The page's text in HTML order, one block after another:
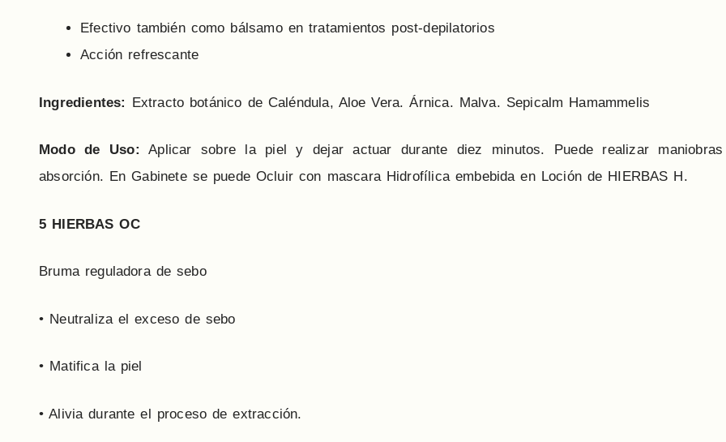
Efectivo también como bálsamo en tratamientos post-depilatorios
Acción refrescante
Ingredientes: Extracto botánico de Caléndula, Aloe Vera. Árnica. Malva. Sepicalm Hamammelis
Modo de Uso: Aplicar sobre la piel y dejar actuar durante diez minutos. Puede realizar
absorción. En Gabinete se puede Ocluir con mascara Hidrofílica embebida en Loción de HIERBAS H.
5 HIERBAS OC
Bruma reguladora de sebo
• Neutraliza el exceso de sebo
• Matifica la piel
• Alivia durante el proceso de extracción.